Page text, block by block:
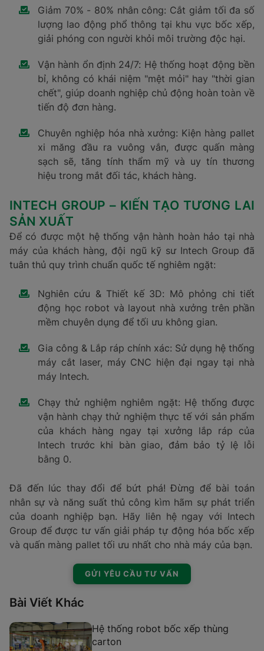
Giảm 70% - 80% nhân công: Cắt giảm tối đa số
lượng lao động phổ thông tại khu vực bốc xếp,
giải phóng con người khỏi môi trường độc hại.
Vận hành ổn định 24/7: Hệ thống hoạt động bền
bỉ, không có khái niệm "mệt mỏi" hay "thời gian
chết", giúp doanh nghiệp chủ động hoàn toàn về
tiến độ đơn hàng.
Chuyên nghiệp hóa nhà xưởng: Kiện hàng pallet
xi măng đầu ra vuông vắn, được quấn màng
sạch sẽ, tăng tính thẩm mỹ và uy tín thương
hiệu trong mắt đối tác, khách hàng.
INTECH GROUP – KIẾN TẠO TƯƠNG LAI
SẢN XUẤT
Để có được một hệ thống vận hành hoàn hảo tại nhà
máy của khách hàng, đội ngũ kỹ sư Intech Group đã
tuân thủ quy trình chuẩn quốc tế nghiêm ngặt:
Nghiên cứu & Thiết kế 3D: Mô phỏng chi tiết
động học robot và layout nhà xưởng trên phần
mềm chuyên dụng để tối ưu không gian.
Gia công & Lắp ráp chính xác: Sử dụng hệ thống
máy cắt laser, máy CNC hiện đại ngay tại nhà
máy Intech.
Chạy thử nghiệm nghiêm ngặt: Hệ thống được
vận hành chạy thử nghiệm thực tế với sản phẩm
của khách hàng ngay tại xưởng lắp ráp của
Intech trước khi bàn giao, đảm bảo tỷ lệ lỗi
bằng 0.
Đã đến lúc thay đổi để bứt phá! Đừng để bài toán
nhân sự và năng suất thủ công kìm hãm sự phát triển
của doanh nghiệp bạn. Hãy liên hệ ngay với Intech
Group để được tư vấn giải pháp tự động hóa bốc xếp
và quấn màng pallet tối ưu nhất cho nhà máy của bạn.
GỬI YÊU CẦU TƯ VẤN
Bài Viết Khác
Hệ thống robot bốc xếp thùng
carton